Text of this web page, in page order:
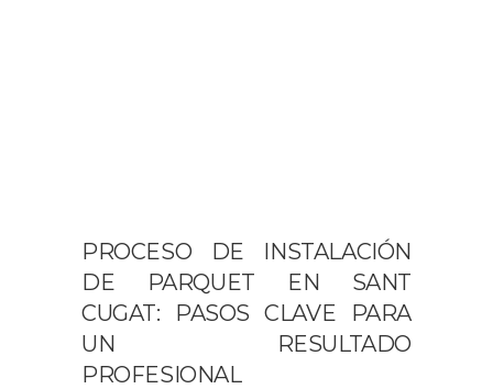
PROCESO DE INSTALACIÓN
DE PARQUET EN SANT
CUGAT: PASOS CLAVE PARA
UN RESULTADO
PROFESIONAL